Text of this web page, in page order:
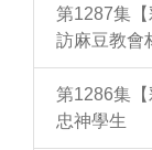
第1287集
訪麻豆教會
第1286集
忠神學生